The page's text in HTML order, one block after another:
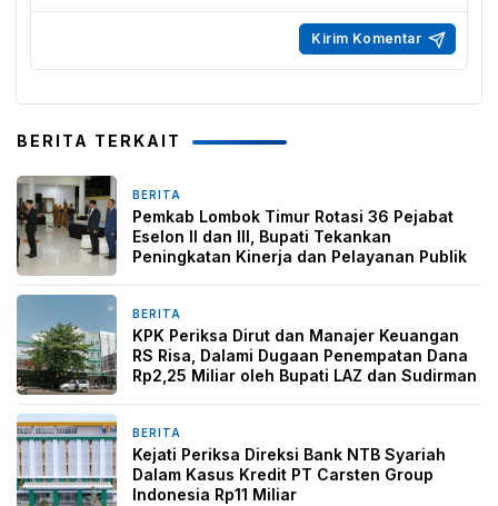
BERITA TERKAIT
BERITA
Pemkab Lombok Timur Rotasi 36 Pejabat
Eselon II dan III, Bupati Tekankan
Peningkatan Kinerja dan Pelayanan Publik
BERITA
KPK Periksa Dirut dan Manajer Keuangan
RS Risa, Dalami Dugaan Penempatan Dana
Rp2,25 Miliar oleh Bupati LAZ dan Sudirman
BERITA
Kejati Periksa Direksi Bank NTB Syariah
Dalam Kasus Kredit PT Carsten Group
Indonesia Rp11 Miliar